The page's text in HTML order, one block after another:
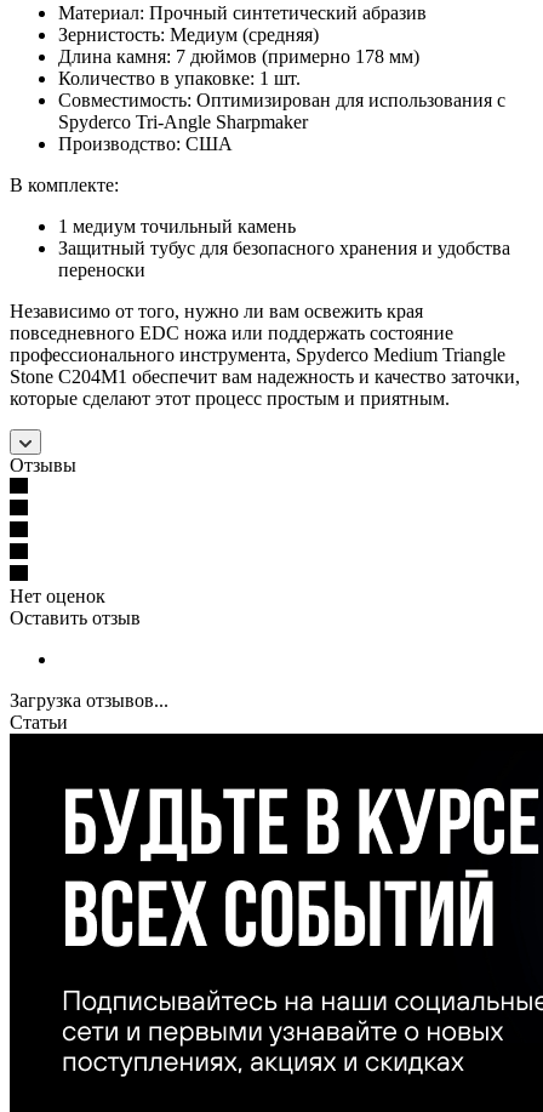
Материал: Прочный синтетический абразив
Зернистость: Медиум (средняя)
Длина камня: 7 дюймов (примерно 178 мм)
Количество в упаковке: 1 шт.
Совместимость: Оптимизирован для использования с
Spyderco Tri-Angle Sharpmaker
Производство: США
В комплекте:
1 медиум точильный камень
Защитный тубус для безопасного хранения и удобства
переноски
Независимо от того, нужно ли вам освежить края
повседневного EDC ножа или поддержать состояние
профессионального инструмента, Spyderco Medium Triangle
Stone C204M1 обеспечит вам надежность и качество заточки,
которые сделают этот процесс простым и приятным.
Отзывы
Нет оценок
Оставить отзыв
Загрузка отзывов...
Статьи